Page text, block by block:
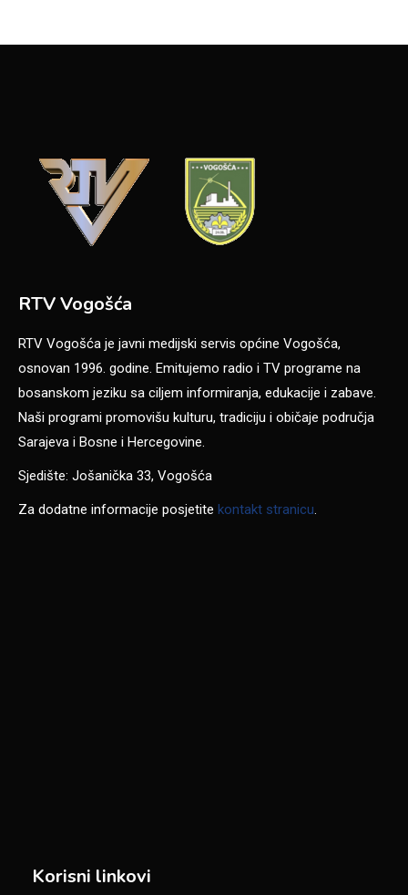
RTV Vogošća
RTV Vogošća je javni medijski servis općine Vogošća,
osnovan 1996. godine. Emitujemo radio i TV programe na
bosanskom jeziku sa ciljem informiranja, edukacije i zabave.
Naši programi promovišu kulturu, tradiciju i običaje područja
Sarajeva i Bosne i Hercegovine.
Sjedište: Jošanička 33, Vogošća
Za dodatne informacije posjetite kontakt stranicu.
Korisni linkovi